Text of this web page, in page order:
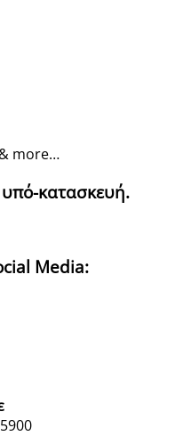
more…
υπό-κατασκευή.
Media: